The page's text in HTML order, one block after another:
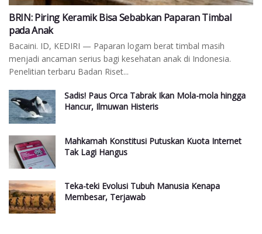
BRIN: Piring Keramik Bisa Sebabkan Paparan Timbal
pada Anak
Bacaini. ID, KEDIRI — Paparan logam berat timbal masih
menjadi ancaman serius bagi kesehatan anak di Indonesia.
Penelitian terbaru Badan Riset...
Sadis! Paus Orca Tabrak Ikan Mola-mola hingga
Hancur, Ilmuwan Histeris
Mahkamah Konstitusi Putuskan Kuota Internet
Tak Lagi Hangus
Teka-teki Evolusi Tubuh Manusia Kenapa
Membesar, Terjawab